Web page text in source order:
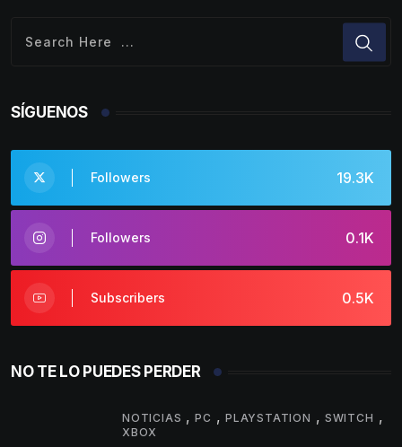
SÍGUENOS
19.3K
Followers
0.1K
Followers
0.5K
Subscribers
NO TE LO PUEDES PERDER
NOTICIAS ,PC ,PLAYSTATION , SWITCH ,
XBOX